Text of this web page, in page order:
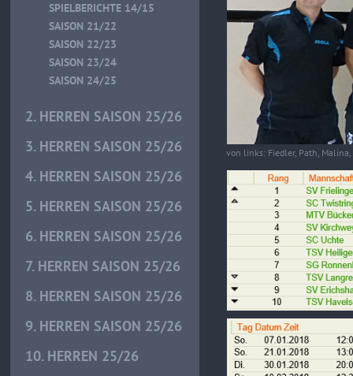
SPIELBERICHTE 14/15
SAISON 21/22
SAISON 22/23
SAISON 23/24
SAISON 24/25
2. HERREN SAISON 25/26
3. HERREN SAISON 25/26
4. HERREN SAISON 25/26
5. HERREN SAISON 25/26
6. HERREN SAISON 25/26
7. HERREN SAISON 25/26
8. HERREN SAISON 25/26
9. HERREN SAISON 25/26
10. HERREN 25/26
von links: Fiedler, Path,